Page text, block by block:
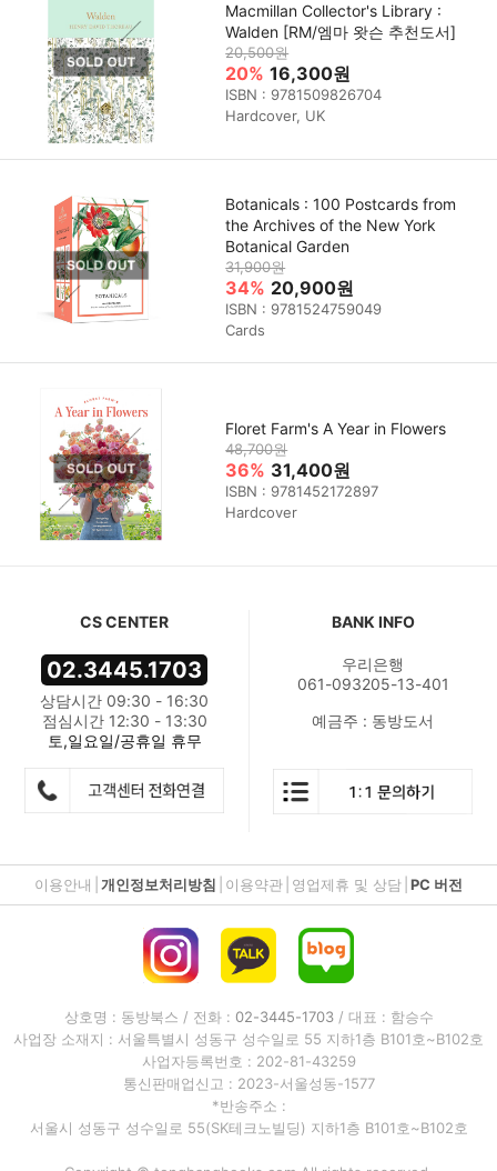
Macmillan Collector's Library :
Walden [RM/엠마 왓슨 추천도서]
20,500원
20% 16,300원
ISBN : 9781509826704
Hardcover, UK
Botanicals : 100 Postcards from
the Archives of the New York
Botanical Garden
31,900원
34% 20,900원
ISBN : 9781524759049
Cards
Floret Farm's A Year in Flowers
48,700원
36% 31,400원
ISBN : 9781452172897
Hardcover
CS CENTER
02.3445.1703
상담시간 09:30 - 16:30
점심시간 12:30 - 13:30
토,일요일/공휴일 휴무
BANK INFO
우리은행
061-093205-13-401
예금주 : 동방도서
이용안내 개인정보처리방침 이용약관 영업제휴 및 상담 PC 버전
상호명 : 동방북스 / 전화 : 02-3445-1703/ 대표 : 함승수
사업장 소재지 : 서울특별시 성동구 성수일로 55 지하1층 B101호~B102호
사업자등록번호 : 202-81-43259
통신판매업신고 : 2023-서울성동-1577
*반송주소 :
서울시 성동구 성수일로 55(SK테크노빌딩) 지하1층 B101호~B102호